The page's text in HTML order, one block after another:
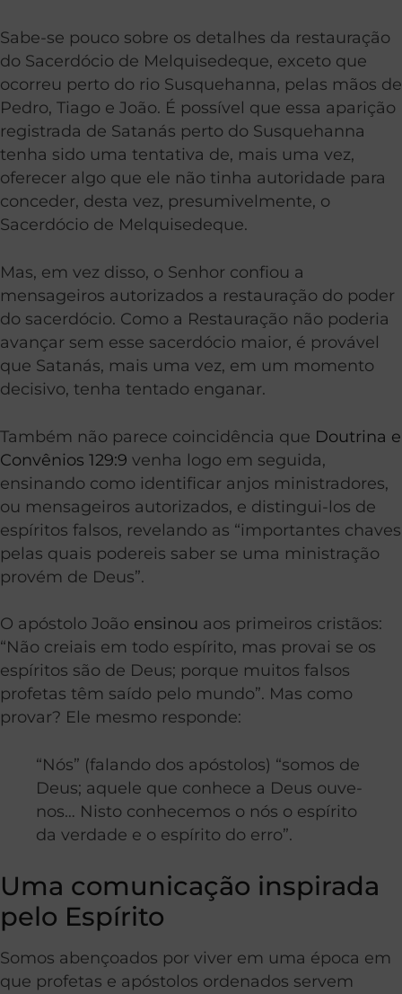
Sabe-se pouco sobre os detalhes da restauração
do Sacerdócio de Melquisedeque, exceto que
ocorreu perto do rio Susquehanna, pelas mãos de
Pedro, Tiago e João. É possível que essa aparição
registrada de Satanás perto do Susquehanna
tenha sido uma tentativa de, mais uma vez,
oferecer algo que ele não tinha autoridade para
conceder, desta vez, presumivelmente, o
Sacerdócio de Melquisedeque.
Mas, em vez disso, o Senhor confiou a
mensageiros autorizados a restauração do poder
do sacerdócio. Como a Restauração não poderia
avançar sem esse sacerdócio maior, é provável
que Satanás, mais uma vez, em um momento
decisivo, tenha tentado enganar.
Também não parece coincidência que Doutrina e
Convênios 129:9 venha logo em seguida,
ensinando como identificar anjos ministradores,
ou mensageiros autorizados, e distingui-los de
espíritos falsos, revelando as “importantes chaves
pelas quais podereis saber se uma ministração
provém de Deus”.
O apóstolo João ensinou aos primeiros cristãos:
“Não creiais em todo espírito, mas provai se os
espíritos são de Deus; porque muitos falsos
profetas têm saído pelo mundo”. Mas como
provar? Ele mesmo responde:
“Nós” (falando dos apóstolos) “somos de
Deus; aquele que conhece a Deus ouve-
nos… Nisto conhecemos o nós o espírito
da verdade e o espírito do erro”.
Uma comunicação inspirada
pelo Espírito
Somos abençoados por viver em uma época em
que profetas e apóstolos ordenados servem